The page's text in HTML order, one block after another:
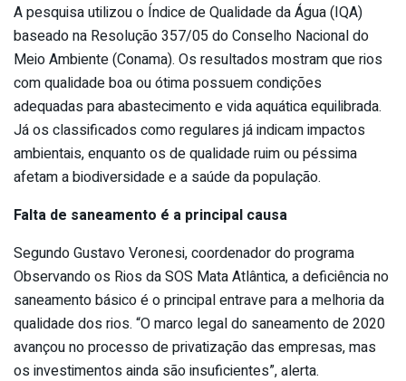
A pesquisa utilizou o Índice de Qualidade da Água (IQA)
baseado na Resolução 357/05 do Conselho Nacional do
Meio Ambiente (Conama). Os resultados mostram que rios
com qualidade boa ou ótima possuem condições
adequadas para abastecimento e vida aquática equilibrada.
Já os classificados como regulares já indicam impactos
ambientais, enquanto os de qualidade ruim ou péssima
afetam a biodiversidade e a saúde da população.
Falta de saneamento é a principal causa
Segundo Gustavo Veronesi, coordenador do programa
Observando os Rios da SOS Mata Atlântica, a deficiência no
saneamento básico é o principal entrave para a melhoria da
qualidade dos rios. “O marco legal do saneamento de 2020
avançou no processo de privatização das empresas, mas
os investimentos ainda são insuficientes”, alerta.